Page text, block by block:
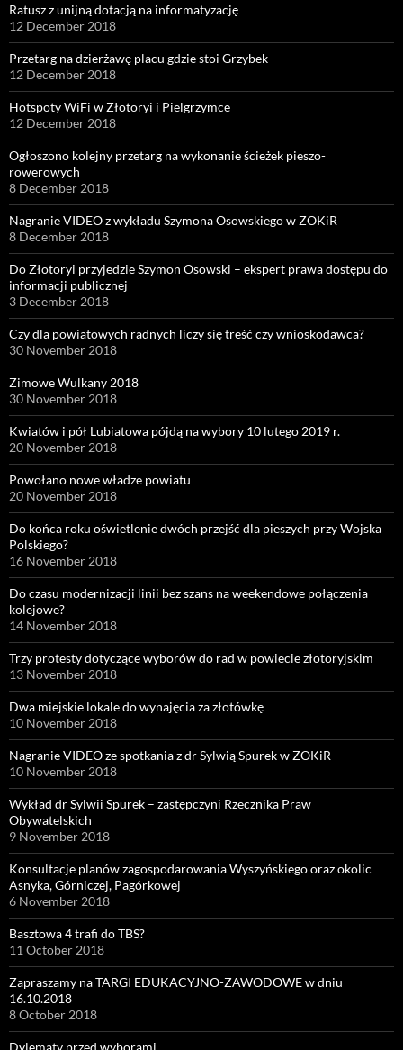
Ratusz z unijną dotacją na informatyzację
12 December 2018
Przetarg na dzierżawę placu gdzie stoi Grzybek
12 December 2018
Hotspoty WiFi w Złotoryi i Pielgrzymce
12 December 2018
Ogłoszono kolejny przetarg na wykonanie ścieżek pieszo-
rowerowych
8 December 2018
Nagranie VIDEO z wykładu Szymona Osowskiego w ZOKiR
8 December 2018
Do Złotoryi przyjedzie Szymon Osowski – ekspert prawa dostępu do
informacji publicznej
3 December 2018
Czy dla powiatowych radnych liczy się treść czy wnioskodawca?
30 November 2018
Zimowe Wulkany 2018
30 November 2018
Kwiatów i pół Lubiatowa pójdą na wybory 10 lutego 2019 r.
20 November 2018
Powołano nowe władze powiatu
20 November 2018
Do końca roku oświetlenie dwóch przejść dla pieszych przy Wojska
Polskiego?
16 November 2018
Do czasu modernizacji linii bez szans na weekendowe połączenia
kolejowe?
14 November 2018
Trzy protesty dotyczące wyborów do rad w powiecie złotoryjskim
13 November 2018
Dwa miejskie lokale do wynajęcia za złotówkę
10 November 2018
Nagranie VIDEO ze spotkania z dr Sylwią Spurek w ZOKiR
10 November 2018
Wykład dr Sylwii Spurek – zastępczyni Rzecznika Praw
Obywatelskich
9 November 2018
Konsultacje planów zagospodarowania Wyszyńskiego oraz okolic
Asnyka, Górniczej, Pagórkowej
6 November 2018
Basztowa 4 trafi do TBS?
11 October 2018
Zapraszamy na TARGI EDUKACYJNO-ZAWODOWE w dniu
16.10.2018
8 October 2018
Dylematy przed wyborami